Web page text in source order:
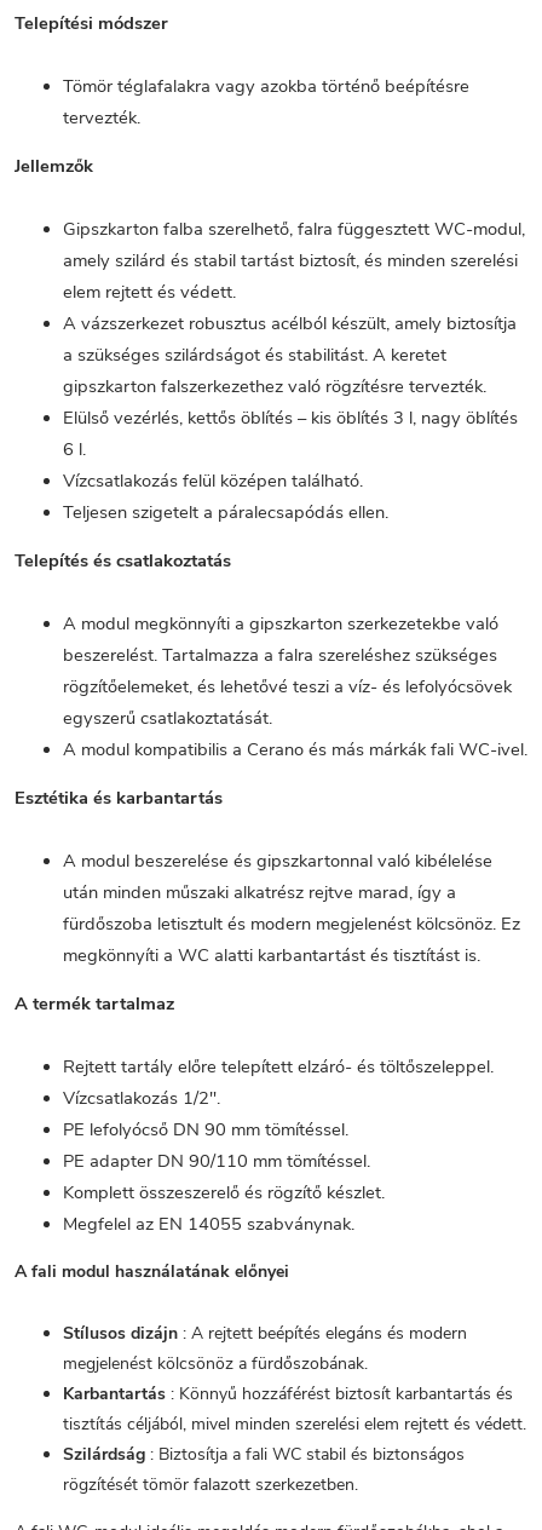
Telepítési módszer
Tömör téglafalakra vagy azokba történő beépítésre
tervezték.
Jellemzők
Gipszkarton falba szerelhető, falra függesztett WC-modul,
amely szilárd és stabil tartást biztosít, és minden szerelési
elem rejtett és védett.
A vázszerkezet robusztus acélból készült, amely biztosítja
a szükséges szilárdságot és stabilitást. A keretet
gipszkarton falszerkezethez való rögzítésre tervezték.
Elülső vezérlés, kettős öblítés – kis öblítés 3 l, nagy öblítés
6 l.
Vízcsatlakozás felül középen található.
Teljesen szigetelt a páralecsapódás ellen.
Telepítés és csatlakoztatás
A modul megkönnyíti a gipszkarton szerkezetekbe való
beszerelést. Tartalmazza a falra szereléshez szükséges
rögzítőelemeket, és lehetővé teszi a víz- és lefolyócsövek
egyszerű csatlakoztatását.
A modul kompatibilis a Cerano és más márkák fali WC-ivel.
Esztétika és karbantartás
A modul beszerelése és gipszkartonnal való kibélelése
után minden műszaki alkatrész rejtve marad, így a
fürdőszoba letisztult és modern megjelenést kölcsönöz. Ez
megkönnyíti a WC alatti karbantartást és tisztítást is.
A termék tartalmaz
Rejtett tartály előre telepített elzáró- és töltőszeleppel.
Vízcsatlakozás 1/2".
PE lefolyócső DN 90 mm tömítéssel.
PE adapter DN 90/110 mm tömítéssel.
Komplett összeszerelő és rögzítő készlet.
Megfelel az EN 14055 szabványnak.
A fali modul használatának előnyei
Stílusos dizájn : A rejtett beépítés elegáns és modern
megjelenést kölcsönöz a fürdőszobának.
Karbantartás : Könnyű hozzáférést biztosít karbantartás és
tisztítás céljából, mivel minden szerelési elem rejtett és védett.
Szilárdság : Biztosítja a fali WC stabil és biztonságos
rögzítését tömör falazott szerkezetben.